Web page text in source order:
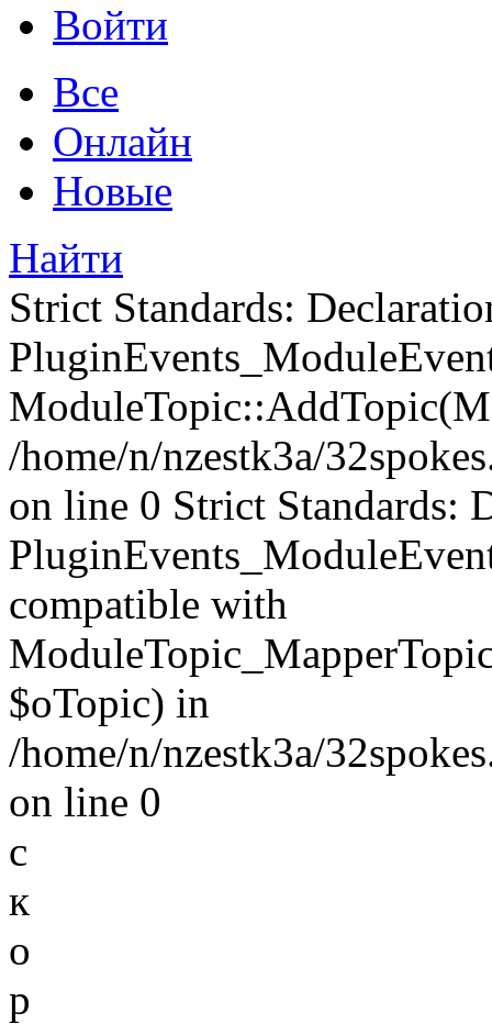
Войти
Все
Онлайн
Новые
Найти
Strict Standards:
/home/n/nzestk3a/
on line 0 Strict Standards:
compatible with
$oTopic) in
/home/n/nzestk3a/
on line 0
с
к
о
р